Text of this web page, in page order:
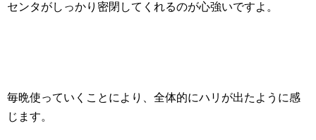
センタがしっかり密閉してくれるのが心強いですよ。
毎晩使っていくことにより、全体的にハリが出たように感
じます。